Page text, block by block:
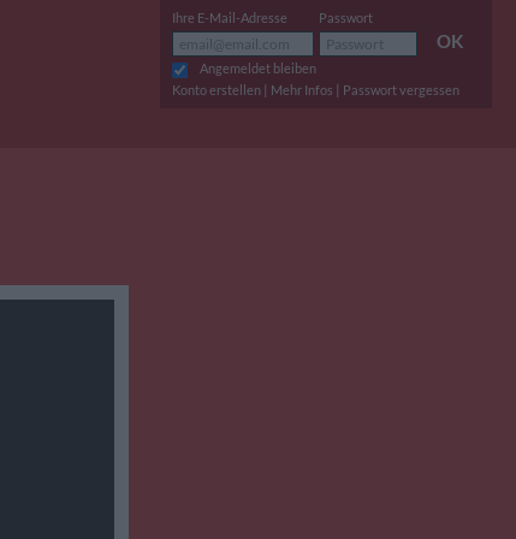
Ihre E-Mail-Adresse Passwort
OK
Angemeldet bleiben
Konto erstellen | Mehr Infos | Passwort vergessen